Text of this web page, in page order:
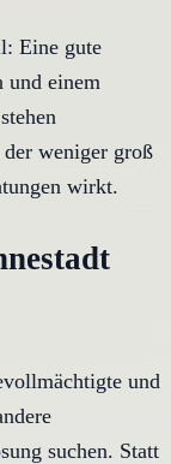
Eine gute
und einem
weniger groß
wirkt.
und
suchen. Statt